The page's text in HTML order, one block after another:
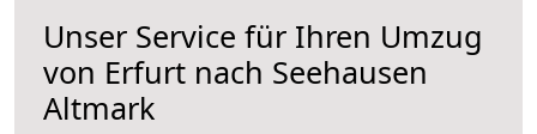
Unser Service für Ihren Umzug
von Erfurt nach Seehausen
Altmark